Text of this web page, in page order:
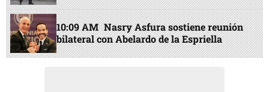
10:09 AM Nasry Asfura sostiene reunión
bilateral con Abelardo de la Espriella